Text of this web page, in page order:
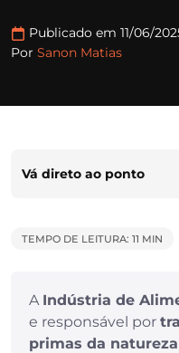
Publicado em 11/06/
Por Sanon Matias
Vá direto ao ponto
TEMPO DE LEITURA: 11 MIN
A Indústria de
e responsável por
primas da